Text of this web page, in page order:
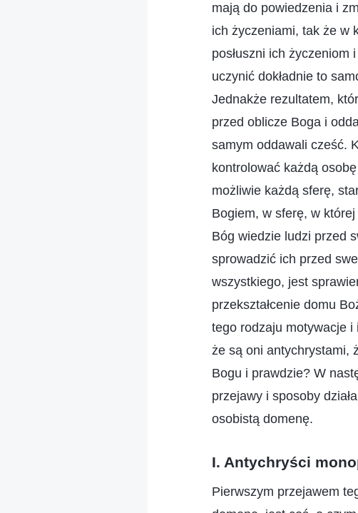
mają do powiedzenia i
ich życzeniami, tak że w
posłuszni ich życzeniom
uczynić dokładnie to
Jednakże rezultatem,
przed oblicze Boga i
samym oddawali cześć.
kontrolować każdą
możliwie każdą sferę,
Bogiem, w sferę, w
Bóg wiedzie ludzi przed
sprowadzić ich przed
wszystkiego, jest
przekształcenie domu
tego rodzaju motywacje
że są oni antychrystami,
Bogu i prawdzie? W
przejawy i sposoby
osobistą domenę.
I. Antychryści
Pierwszym przejawem